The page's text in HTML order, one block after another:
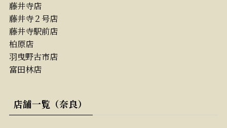
藤井寺店
藤井寺２号店
藤井寺駅前店
柏原店
羽曳野古市店
富田林店
店舗一覧（奈良）